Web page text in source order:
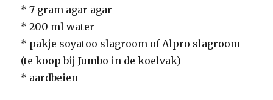
* 7 gram agar agar
* 200 ml water
* pakje soyatoo slagroom of Alpro slagroom
(te koop bij Jumbo in de koelvak)
* aardbeien